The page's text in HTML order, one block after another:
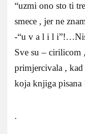
“uzmi ono sto ti
smece , jer ne
-“u v a l i l
Sve su – cirilicom
primjercivala ,
koja knjiga
.